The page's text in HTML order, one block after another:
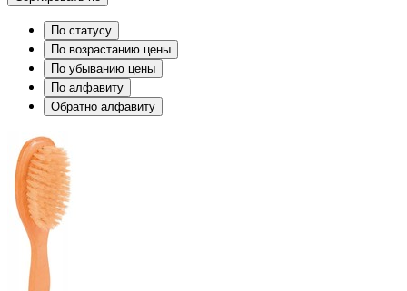
По статусу
По возрастанию цены
По убыванию цены
По алфавиту
Обратно алфавиту